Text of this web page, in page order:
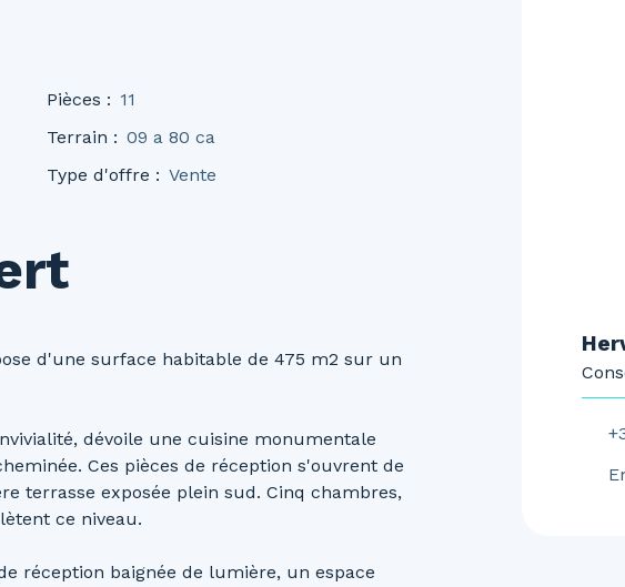
Pièces : 11
Terrain : 09 a 80 ca
Type d'offre : Vente
d'une surface habitable de 475 m2 sur un
dévoile une cuisine monumentale
Ces pièces de réception s'ouvrent de
terrasse exposée plein sud. Cinq chambres,
ce niveau.
réception baignée de lumière, un espace